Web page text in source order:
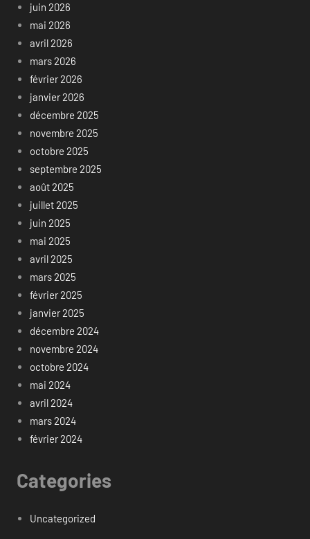
juin 2026
mai 2026
avril 2026
mars 2026
février 2026
janvier 2026
décembre 2025
novembre 2025
octobre 2025
septembre 2025
août 2025
juillet 2025
juin 2025
mai 2025
avril 2025
mars 2025
février 2025
janvier 2025
décembre 2024
novembre 2024
octobre 2024
mai 2024
avril 2024
mars 2024
février 2024
Categories
Uncategorized